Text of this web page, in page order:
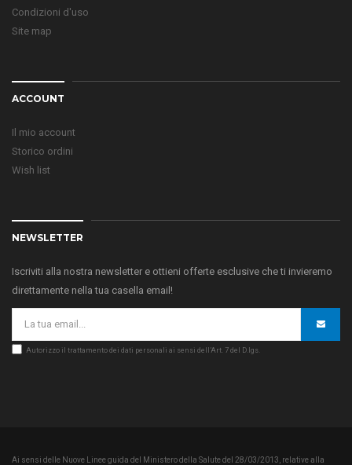
Condizioni d'uso
Site map
ACCOUNT
Il mio account
Storico ordini
Wish list
NEWSLETTER
Iscriviti alla nostra newsletter e ottieni offerte esclusive che ti invieremo
direttamente nella tua casella email!
Autorizzo il trattamento dei dati personali ai sensi dell’Art. 7 del D.lgs.
Ai sensi delle Nuove Linee guida del Ministero della Salute del 28/03/2013, relative alla